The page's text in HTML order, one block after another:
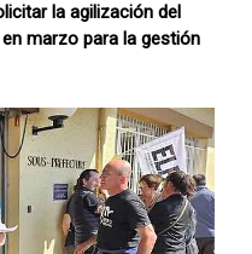
la agilización del
marzo para la gestión